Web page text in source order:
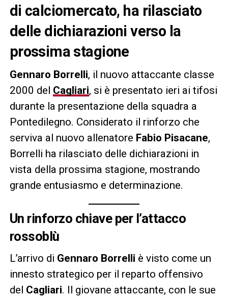
di calciomercato, ha rilasciato
delle dichiarazioni verso la
prossima stagione
Gennaro Borrelli, il nuovo attaccante classe
2000 del Cagliari, si è presentato ieri ai tifosi
durante la presentazione della squadra a
Pontedilegno. Considerato il rinforzo che
serviva al nuovo allenatore Fabio Pisacane,
Borrelli ha rilasciato delle dichiarazioni in
vista della prossima stagione, mostrando
grande entusiasmo e determinazione.
Un rinforzo chiave per l’attacco
rossoblù
L’arrivo di Gennaro Borrelli è visto come un
innesto strategico per il reparto offensivo
del Cagliari. Il giovane attaccante, con le sue